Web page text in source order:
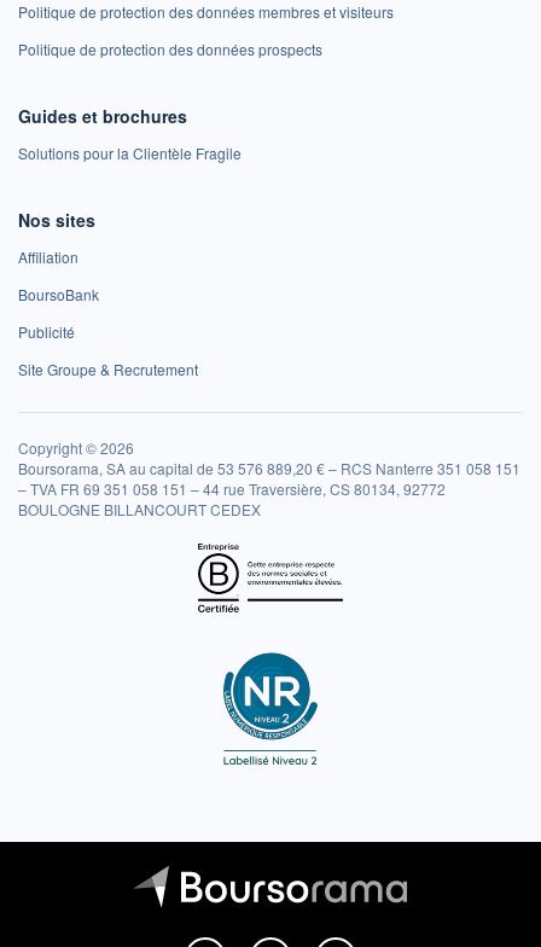
Politique de protection des données membres et visiteurs
Politique de protection des données prospects
Guides et brochures
Solutions pour la Clientèle Fragile
Nos sites
Affiliation
BoursoBank
Publicité
Site Groupe & Recrutement
Copyright © 2026
Boursorama, SA au capital de 53 576 889,20 € – RCS Nanterre 351 058 151
– TVA FR 69 351 058 151 – 44 rue Traversière, CS 80134, 92772
BOULOGNE BILLANCOURT CEDEX